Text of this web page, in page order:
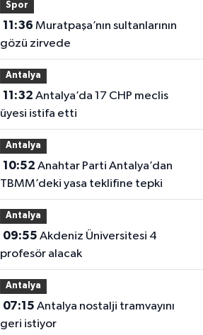
Spor
11:36
gözü zirvede
Antalya
11:32
üyesi istifa etti
Antalya
10:52
TBMM’deki yasa teklifine tepki
Antalya
09:55
profesör alacak
Antalya
07:15
geri istiyor